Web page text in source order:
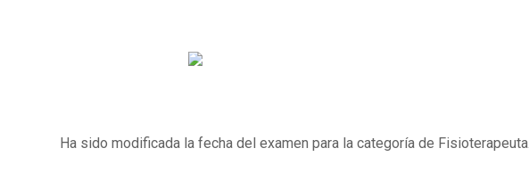
Ha sido modificada la fecha del examen para la categoría de Fisioterapeuta.